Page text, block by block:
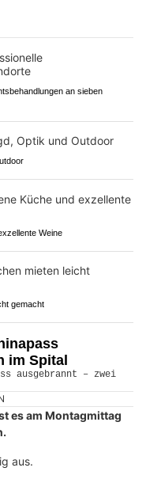
an sieben
Weine
gemacht
im Spital
es am Montagmittag
aus.